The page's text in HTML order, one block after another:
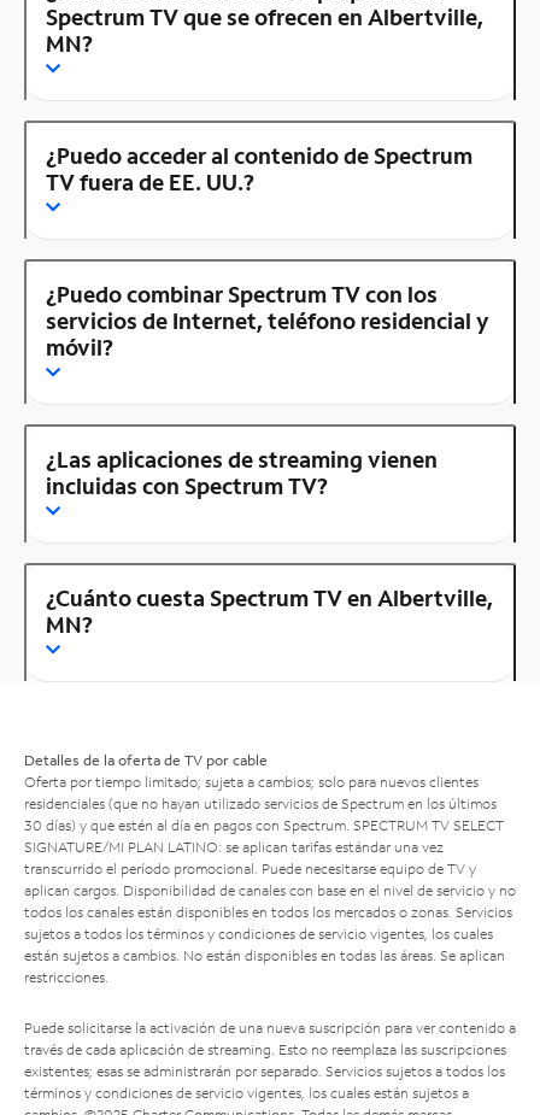
Spectrum TV que se ofrecen en Albertville,
MN?
¿Puedo acceder al contenido de Spectrum
TV fuera de EE. UU.?
¿Puedo combinar Spectrum TV con los
servicios de Internet, teléfono residencial y
móvil?
¿Las aplicaciones de streaming vienen
incluidas con Spectrum TV?
¿Cuánto cuesta Spectrum TV en Albertville,
MN?
Detalles de la oferta de TV por cable
Oferta por tiempo limitado; sujeta a cambios; solo para nuevos clientes
residenciales (que no hayan utilizado servicios de Spectrum en los últimos
30 días) y que estén al día en pagos con Spectrum. SPECTRUM TV SELECT
SIGNATURE/MI PLAN LATINO: se aplican tarifas estándar una vez
transcurrido el período promocional. Puede necesitarse equipo de TV y
aplican cargos. Disponibilidad de canales con base en el nivel de servicio y no
todos los canales están disponibles en todos los mercados o zonas. Servicios
sujetos a todos los términos y condiciones de servicio vigentes, los cuales
están sujetos a cambios. No están disponibles en todas las áreas. Se aplican
restricciones.
Puede solicitarse la activación de una nueva suscripción para ver contenido a
través de cada aplicación de streaming. Esto no reemplaza las suscripciones
existentes; esas se administrarán por separado. Servicios sujetos a todos los
términos y condiciones de servicio vigentes, los cuales están sujetos a